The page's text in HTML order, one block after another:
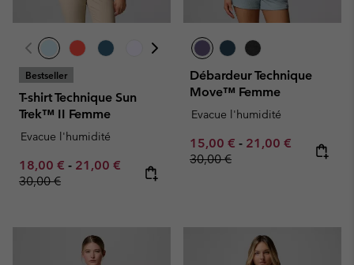
Bestseller
T-shirt Technique Sun
Trek™ II Femme
Evacue l'humidité
Minimum sale price:
18,00 € - Maximum sale price:
21,00 € Regular price:
30,00 €
Débardeur Technique
Move™ Femme
Evacue l'humidité
Minimum sale price:
15,00 € - Maximum sale
21,00 € Regular
30,00 €